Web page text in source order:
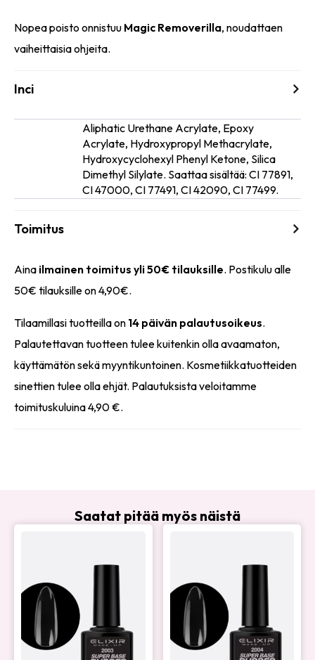
Nopea poisto onnistuu Magic Removerilla, noudattaen
vaiheittaisia ohjeita.
Inci
Aliphatic Urethane Acrylate, Epoxy
Acrylate, Hydroxypropyl Methacrylate,
Hydroxycyclohexyl Phenyl Ketone, Silica
Dimethyl Silylate. Saattaa sisältää: CI 77891,
CI 47000, CI 77491, CI 42090, CI 77499.
Toimitus
Aina ilmainen toimitus yli 50€ tilauksille. Postikulu alle
50€ tilauksille on 4,90€.
Tilaamillasi tuotteilla on 14 päivän palautusoikeus.
Palautettavan tuotteen tulee kuitenkin olla avaamaton,
käyttämätön sekä myyntikuntoinen. Kosmetiikkatuotteiden
sinettien tulee olla ehjät. Palautuksista veloitamme
toimituskuluina 4,90 €.
Saatat pitää myös näistä